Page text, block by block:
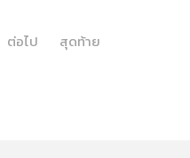
ต่อไป สุดท้าย